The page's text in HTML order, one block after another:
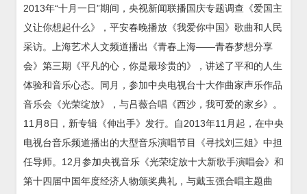
2013年“十月一日”期间，央视新闻联播国庆专题调查《爱国主
义让你想起什么》，平安春晚播放《我爱你中国》歌曲和人民
采访。上海艺术人文频道播出《青春上海——青春梦想分享
会》第三期《平凡的心，你是最珍贵的》，讲述了平和的人生
体验和音乐心态。同月，参加中央电视台十大作曲家声乐作品
音乐会《光荣绽放》，与吕薇合唱《西沙，我可爱的家乡》。
11月8日，新专辑《伸出手》发行。自2013年11月起，在中央
电视台音乐频道播出的大型音乐演唱节目《寻找刘三姐》中担
任导师。12月参加央视音乐《光荣绽放十大新歌手演唱会》和
第十四届中国年度经济人物颁奖典礼，与戴玉强合唱主题曲